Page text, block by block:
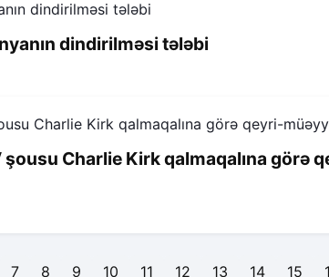
dindirilməsi tələbi
Charlie Kirk qalmaqalına görə
7 8 9 10 11 12 13 14 15